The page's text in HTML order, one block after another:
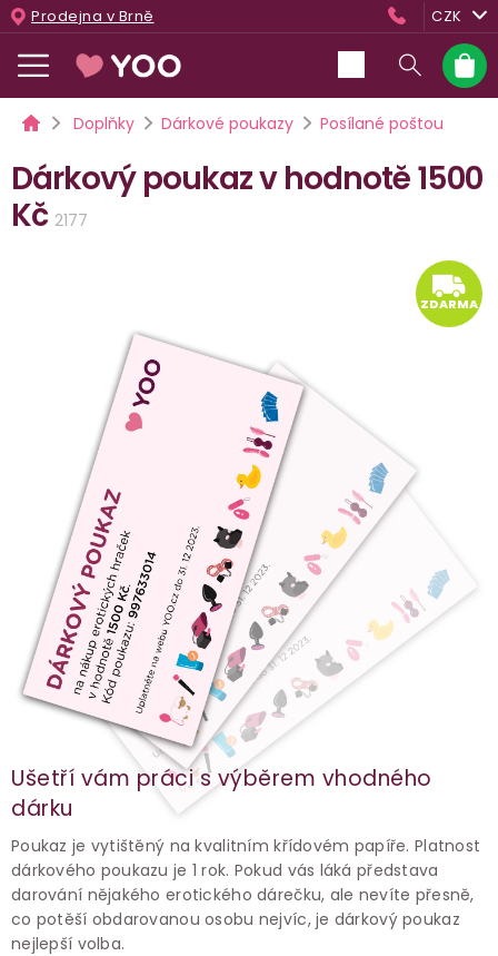
Přejít
na
obsah
Prodejna v Brně CZK
košík
DomůDoplňky Dárkové poukazy Posílané poštou
Dárkový poukaz v hodnotě 1500
Kč 2177
Ušetří vám práci s výběrem vhodného
dárku
Poukaz je vytištěný na kvalitním křídovém papíře. Platnost
dárkového poukazu je 1 rok. Pokud vás láká představa
darování nějakého erotického dárečku, ale nevíte přesně,
co potěší obdarovanou osobu nejvíc, je dárkový poukaz
nejlepší volba.